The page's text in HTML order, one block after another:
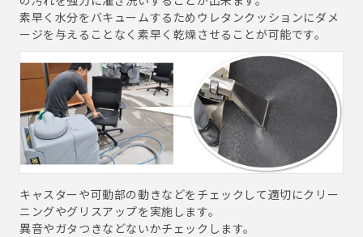
素早く水分をバキュームするためウレタンクッションにダメ
ージを与えることなく素早く乾燥させることが可能です。
キャスターや可動部の動きなどをチェックして適切にクリー
ニングやグリスアップを実施します。
異音やガタつきなどないかチェックします。